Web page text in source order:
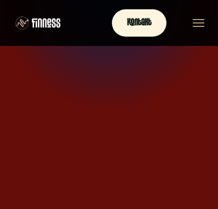
Kontakt